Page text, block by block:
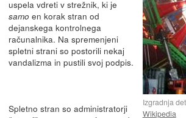
Izgradnja
Wikipedia
uspela vdreti v strežnik, ki je
samo en korak stran od
dejanskega kontrolnega
računalnika. Na spremenjeni
spletni strani so postorili nekaj
vandalizma in pustili svoj podpis.
Spletno stran so administratorji